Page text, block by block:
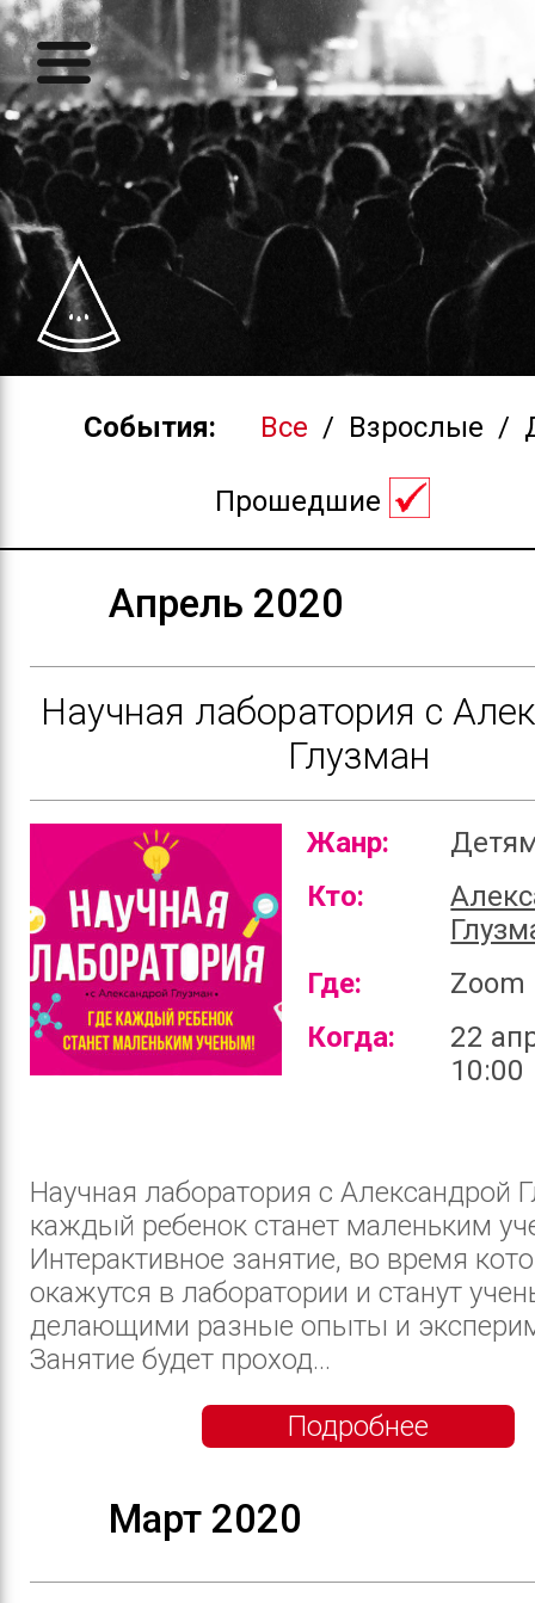
События: Все / Взрослые /
Прошедшие
Апрель 2020
Научная лаборатория с
Глузман
Жанр:
Кто:
Где:
Zoom
Когда:
22
10:00
Научная лаборатория с Александрой
каждый ребенок станет маленьким
Интерактивное занятие, во время
окажутся в лаборатории и станут
делающими разные опыты и
Занятие будет проход...
Подробнее
Март 2020